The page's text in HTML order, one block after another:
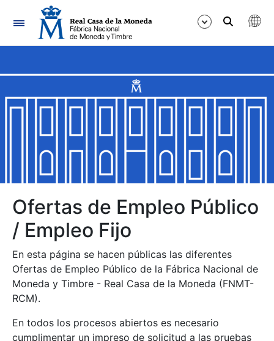
Navegación
Mostrar/Ocultar
Mostrar/Ocultar
Mostrar/Ocultar
Mostrar/Ocultar
Mostrar/Ocultar
Ofertas de Empleo Público
/ Empleo Fijo
En esta página se hacen públicas las diferentes
Ofertas de Empleo Público de la Fábrica Nacional de
Moneda y Timbre - Real Casa de la Moneda (FNMT-
RCM).
En todos los procesos abiertos es necesario
cumplimentar un impreso de solicitud a las pruebas